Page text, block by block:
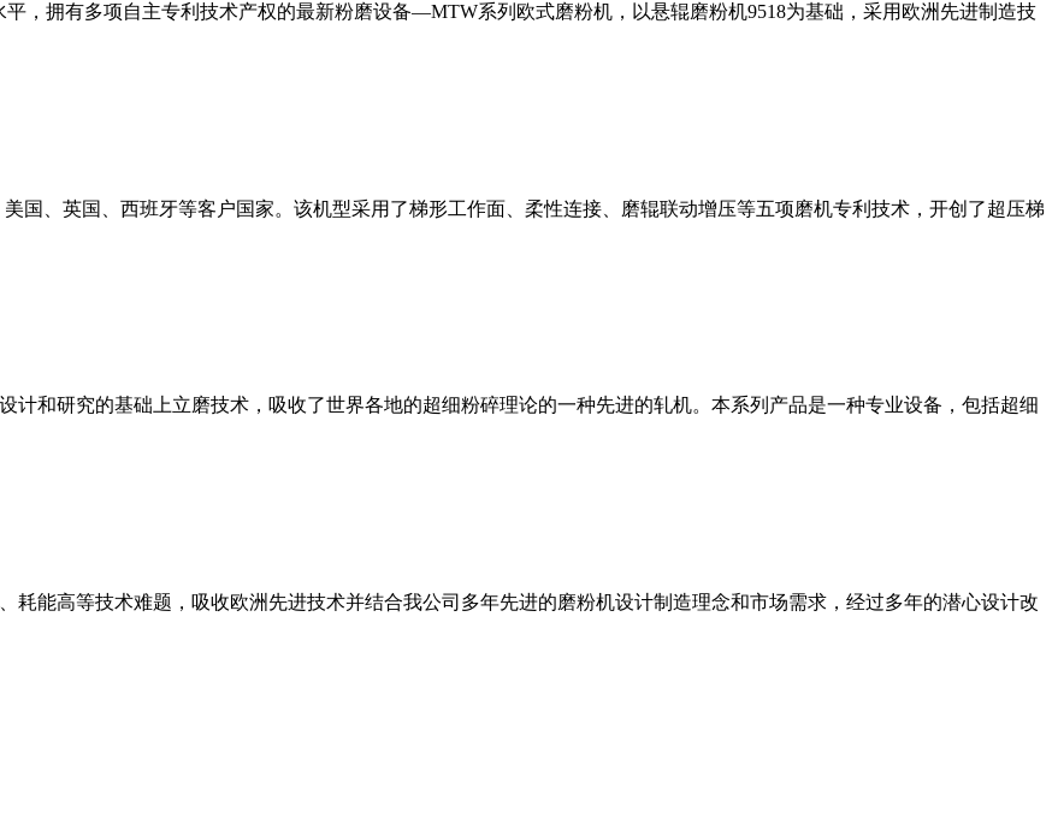
，拥有多项自主专利技术产权的最新粉磨设备—MTW系列欧式磨粉机，以悬辊磨粉机9518为基础，采用欧洲先进制造技
国、英国、西班牙等客户国家。该机型采用了梯形工作面、柔性连接、磨辊联动增压等五项磨机专利技术，开创了超压梯
计和研究的基础上立磨技术，吸收了世界各地的超细粉碎理论的一种先进的轧机。本系列产品是一种专业设备，包括超细
耗能高等技术难题，吸收欧洲先进技术并结合我公司多年先进的磨粉机设计制造理念和市场需求，经过多年的潜心设计改